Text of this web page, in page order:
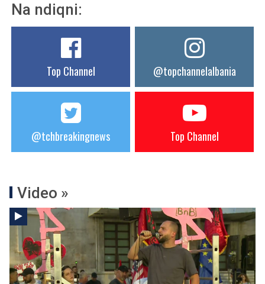
Na ndiqni:
Top Channel @topchannelalbania
@tchbreakingnews Top Channel
Video »